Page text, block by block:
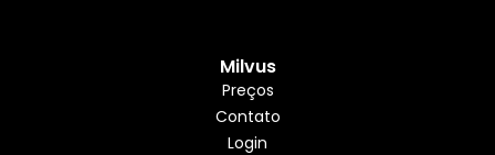
Milvus
Preços
Contato
Login